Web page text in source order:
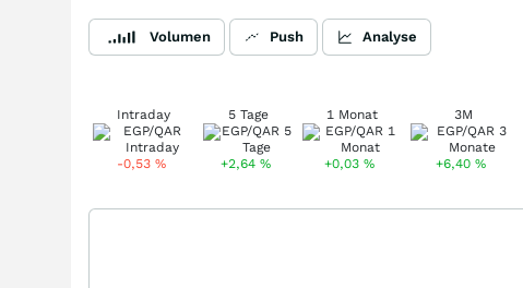
Volumen Push Analyse
Intraday
-0,53 %
5 Tage
+2,64%
1 Monat
+0,03%
3M
+6,40%